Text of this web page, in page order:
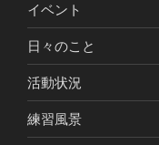
イベント
日々のこと
活動状況
練習風景